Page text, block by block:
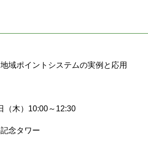
域ポイントシステムの実例と応用
（木）10:00～12:30
念タワー